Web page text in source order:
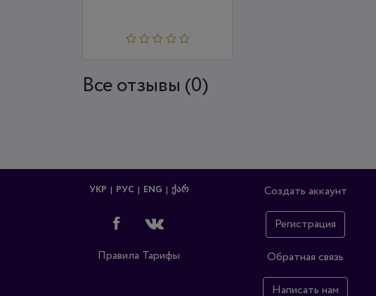
Все отзывы (0)
УКР РУС ENG ᲥᲐᲠ
Правила Тарифы
Создать аккаунт
Регистрация
Обратная связь
Написать нам